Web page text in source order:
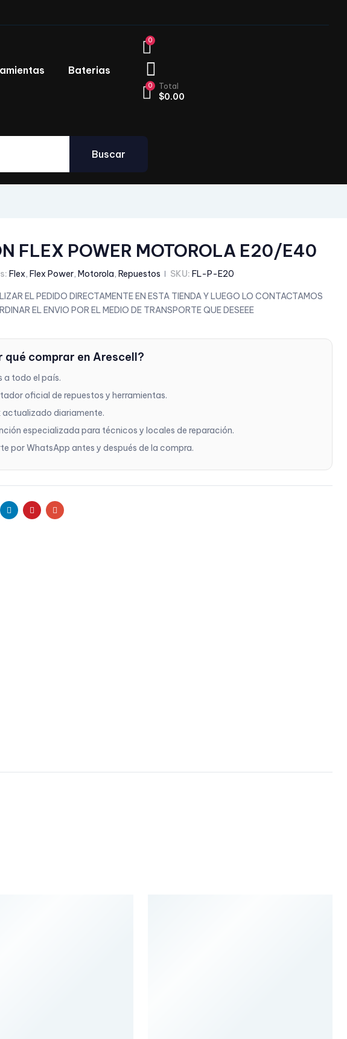
Baterias
0
0 Total
$0.00
Buscar
FLEX POWER MOTOROLA E20/E40
Flex, Flex Power, Motorola, Repuestos SKU: FL-P-E20
EL PEDIDO DIRECTAMENTE EN ESTA TIENDA Y LUEGO LO CONTACTAMOS
EL ENVIO POR EL MEDIO DE TRANSPORTE QUE DESEEE
qué comprar en Arescell?
a todo el país.
oficial de repuestos y herramientas.
actualizado diariamente.
especializada para técnicos y locales de reparación.
por WhatsApp antes y después de la compra.
LinkedinPinterestEmail